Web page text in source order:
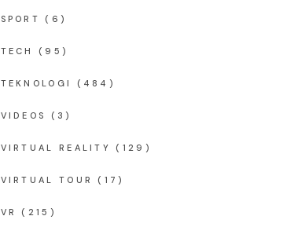
SPORT (6)
TECH (95)
TEKNOLOGI (484)
VIDEOS (3)
VIRTUAL REALITY (129)
VIRTUAL TOUR (17)
VR (215)